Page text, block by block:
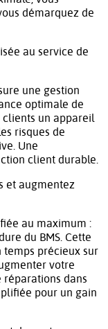
démarquez de
au service de
une gestion
optimale de
clients un appareil
risques de
Une
client durable.
et augmentez
au maximum :
du BMS. Cette
précieux sur
votre
dans
pour un gain